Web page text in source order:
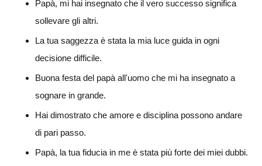
Papà, mi hai insegnato che il vero successo significa
sollevare gli altri.
La tua saggezza è stata la mia luce guida in ogni
decisione difficile.
Buona festa del papà all'uomo che mi ha insegnato a
sognare in grande.
Hai dimostrato che amore e disciplina possono andare
di pari passo.
Papà, la tua fiducia in me è stata più forte dei miei dubbi.